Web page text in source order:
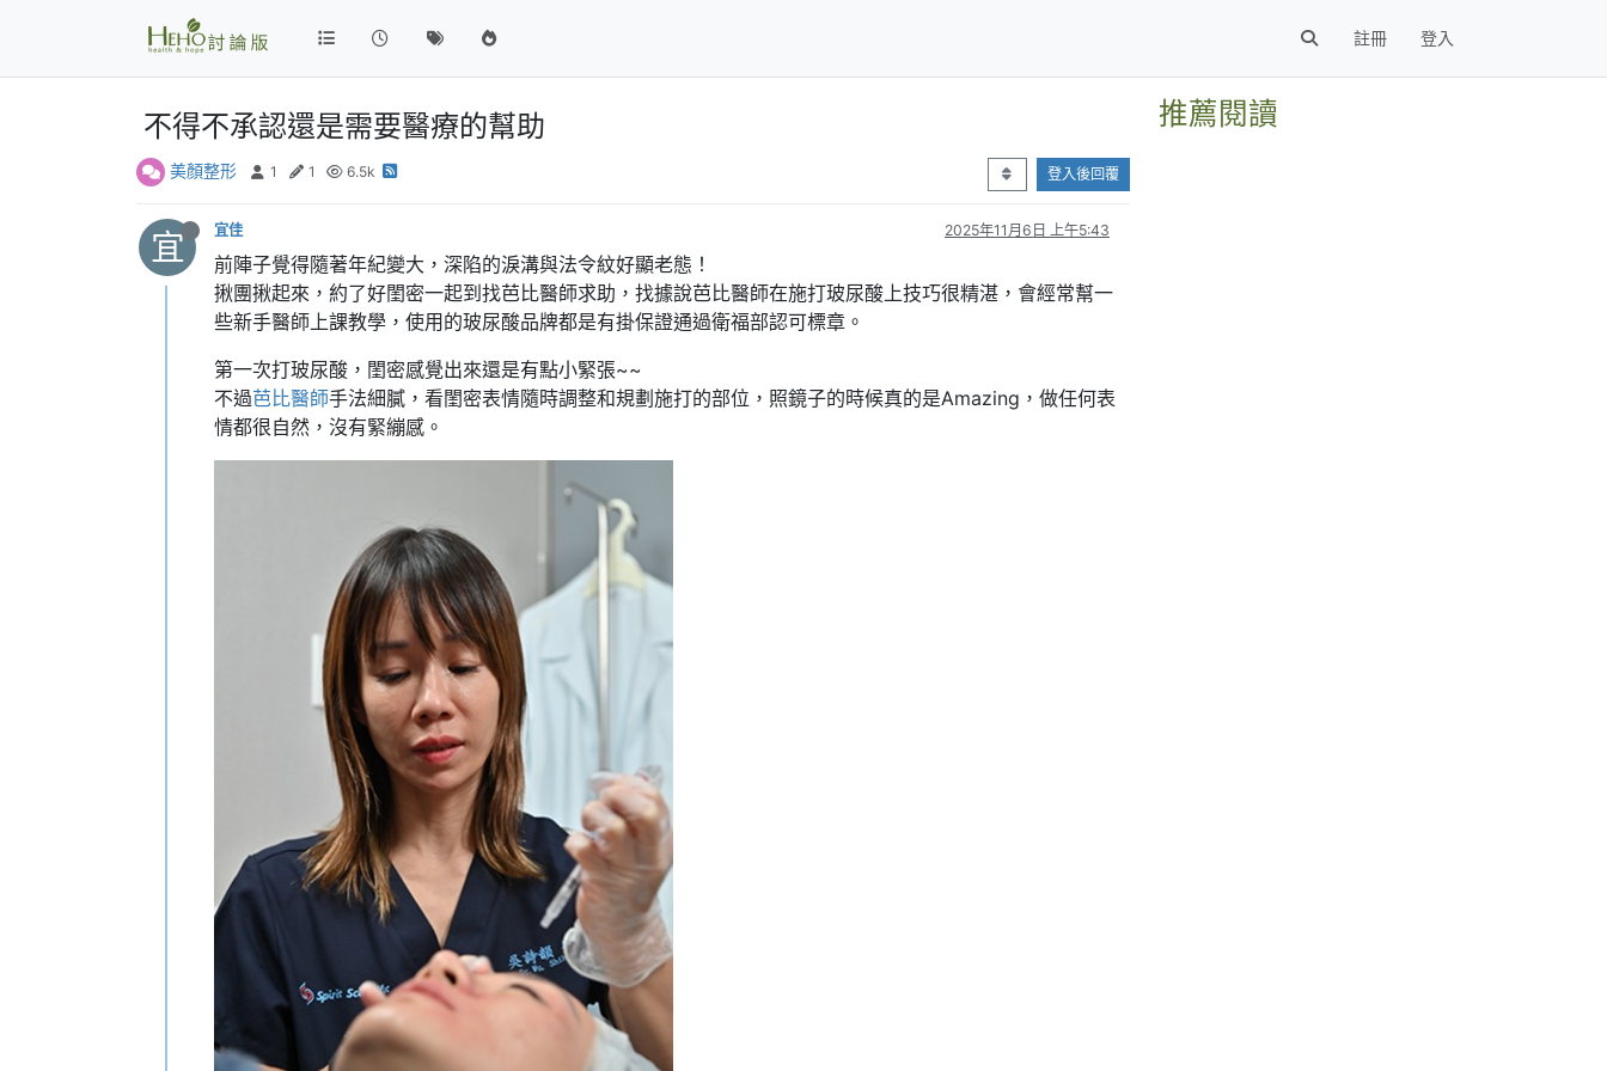
註冊 登入
不得不承認還是需要醫療的幫助
美顏整形 1 1 6.5k 登入後回覆
宜 宜佳 2025年11月6日 上午5:43
前陣子覺得隨著年紀變大，深陷的淚溝與法令紋好顯老態！
揪團揪起來，約了好閨密一起到找芭比醫師求助，找據說芭比醫師在施打玻尿酸上技巧很精湛，會經常幫一
些新手醫師上課教學，使用的玻尿酸品牌都是有掛保證通過衛福部認可標章。
第一次打玻尿酸，閨密感覺出來還是有點小緊張~~
不過芭比醫師手法細膩，看閨密表情隨時調整和規劃施打的部位，照鏡子的時候真的是Amazing，做任何表
情都很自然，沒有緊繃感。
推薦閱讀